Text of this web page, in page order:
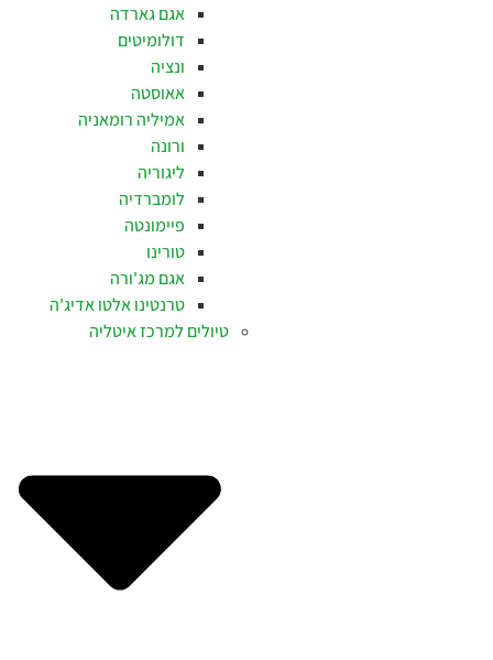
אגם גארדה
דולומיטים
ונציה
אאוסטה
אמיליה רומאניה
ורונה
ליגוריה
לומברדיה
פיימונטה
טורינו
אגם מג'ורה
טרנטינו אלטו אדיג'ה
טיולים למרכז איטליה